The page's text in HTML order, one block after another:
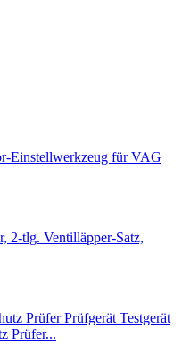
Einstellwerkzeug für VAG
Ventilläpper-Satz,
Prüfer...